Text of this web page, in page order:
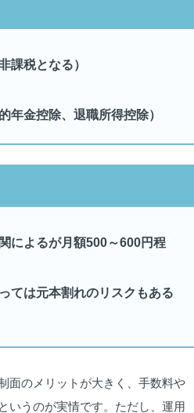
課税となる）
年金控除、退職所得控除）
によるが月額500～600円程
ては元本割れのリスクもある
面のメリットが大きく、手数料や
いうのが実情です。ただし、運用